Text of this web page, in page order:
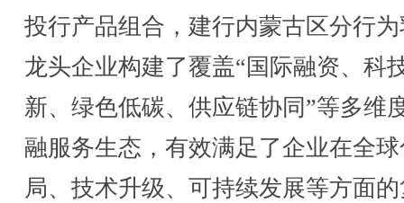
投行产品组合，建行内蒙古区分行
龙头企业构建了覆盖“国际融资、科
新、绿色低碳、供应链协同”等多维
融服务生态，有效满足了企业在全
局、技术升级、可持续发展等方面